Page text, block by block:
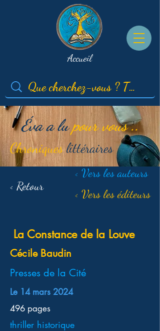
Accueil
Éva a lupour vous ..
Chroniqueslittéraires
< Retour
< Vers les auteurs
< Vers les éditeurs
La Constance de la Louve
Cécile Baudin
‎Presses de la Cité
Le 14 mars 2024
‎496 pages
thriller historique